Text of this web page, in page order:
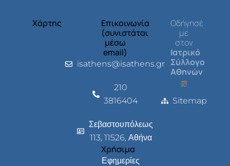
Χάρτης
Επικοινωνία
(συνιστάται
μέσω
email)
isathens@isathens.gr
210
3816404
Σεβαστουπόλεως
113, 11526, Αθήνα
Χρήσιμα
Εφημερίες
Οδήγησέ
με
στον
Ιατρικό
Σύλλογο
Αθηνών
Sitemap